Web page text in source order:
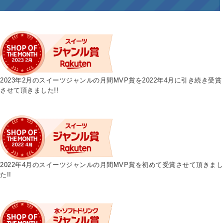
2023年2月のスイーツジャンルの月間MVP賞を2022年4月に引き続き受賞
させて頂きました!!
2022年4月のスイーツジャンルの月間MVP賞を初めて受賞させて頂きまし
た!!